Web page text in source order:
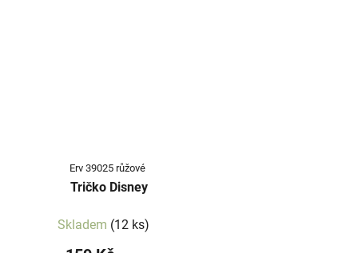
Erv 39025 růžové
Tričko Disney
Skladem (12 ks)